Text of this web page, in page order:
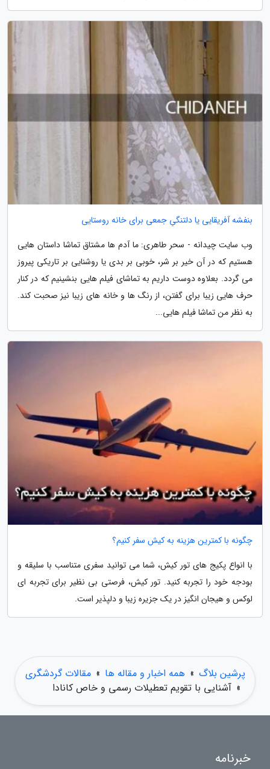
بنفشه آفریقایی یا دلتنگیِ جمعی برای خانه روستایی
وب سایت چیدانه - سحر طاهری: ما آدم ها مشتاق تماشا داستان هایی
هستیم که در آن خیر بر شر، خوبی بر بدی یا روشنایی بر تاریکی پیروز
می گردد. بعلاوه دوست داریم به تماشای فیلم هایی بنشینیم که در کنار
حرف هایی زیبا برای گفتن، از رنگ ها و خانه های زیبا نیز صحبت کند.
به نظر من تماشا فیلم هایی...
چگونه با کمترین هزینه به کیش سفر کنیم؟
با انواع پکیج های تور کیش، شما می توانید سفری متناسب با سلیقه و
بودجه خود را تجربه کنید. تور کیش، فرصتی بی نظیر برای تجربه ای
لوکس و هیجان انگیز در یک جزیره زیبا و دلپذیر است.
پرشین بلاگ » همه اخبار و مقاله ها » مقالات گردشگری
» آشنایی با تقویم تعطیلات رسمی و خاص کانادا
خبرنامه